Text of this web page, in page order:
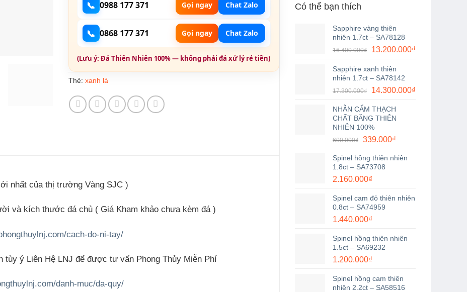
Có thể bạn thích
Sapphire vàng thiên
nhiên 1.7ct – SA78128
16.400.000₫
Giá
là:
16.400.000₫.
13.200.000₫Giá
13.200.000₫.
Sapphire xanh thiên
nhiên 1.7ct – SA78142
17.300.000₫
Giá
là:
17.300.000₫.
14.300.000₫Giá
NHẪN CẨM THẠCH
CHẤT BĂNG THIÊN
NHIÊN 100%
600.000₫
Giá
là:
600.000₫.
339.000₫Giá
tại
Spinel hồng thiên nhiên
1.8ct – SA73708
2.160.000₫
Spinel cam đỏ thiên nhiên
0.8ct – SA74959
1.440.000₫
Spinel hồng thiên nhiên
1.5ct – SA69232
1.200.000₫
Spinel hồng cam thiên
nhiên 2.2ct – SA58516
📞 0988 177 371 Gọi ngay Chat Zalo
📞 0868 177 371 Gọi ngay Chat Zalo
(Lưu ý: Đá Thiên Nhiên 100% — không phải đá xử lý rẻ tiền)
Thẻ: xanh lá
nhất của thị trường Vàng SJC )
và kích thước đá chủ ( Giá Kham khảo chưa kèm đá )
cach-do-ni-tay/
tùy ý Liên Hệ LNJ để được tư vấn Phong Thủy Miễn Phí
danh-muc/da-quy/